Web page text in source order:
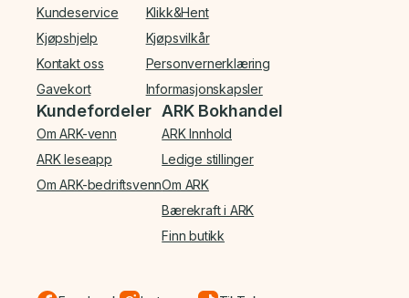
Kundeservice
Kjøpshjelp
Kontakt oss
Gavekort
Klikk&Hent
Kjøpsvilkår
Personvernerklæring
Informasjonskapsler
Kundefordeler
Om ARK-venn
ARK leseapp
Om ARK-bedriftsvenn
ARK Bokhandel
ARK Innhold
Ledige stillinger
Om ARK
Bærekraft i ARK
Finn butikk